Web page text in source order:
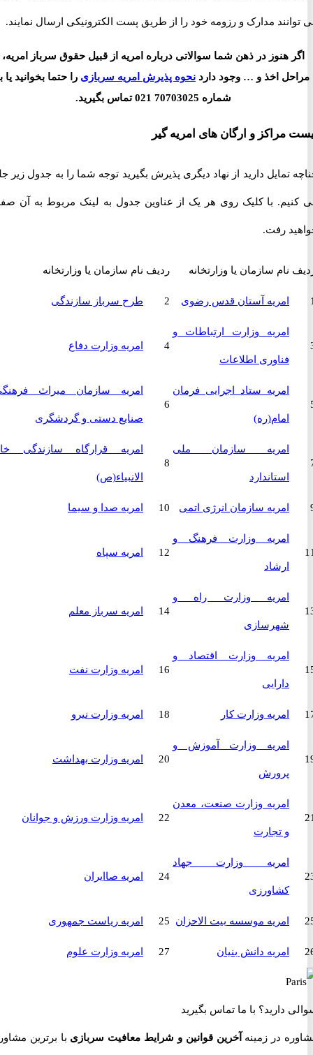
مدارک و رزومه خود را از طریق پست الکترونیکی ارسال نمایند.
هنوز در ذهن شما سوالاتی درباره امریه از قبیل حقوق سرباز امریه،
اخذ و … وجود داردنحوه پذیرش امریه سربازیرا حتما بخوانید یا با
شماره 70703025 021 تماس بگیرید.
و ارگان های امریه گیر
تمایل دارید از نهاد دیگری پذیرش بگیرید توجه شما را به جدول زیر جلب
با کلیک روی هر یک از عناوین جدول به لینک مربوط به آن صفحه
رفت.
نام سازمان یا وزارتخانه ردیف نام سازمان یا وزارتخانه
امریه آستان قدس رضوی 2 طرح سرباز سازندگی
امریه وزارت ارتباطات و
فناوری اطلاعات
امریه وزارت دفاع
امریه ستاد اجرایی فرمان
امام(ره)
امریه سازمان میراث فرهنگی،
صنایع دستی و گردشگری
امریه سازمان ملی
استاندارد
امریه قرارگاه سازندگی خاتم
الانبیاء(ص)
امریه سازمان انرژی اتمی 10 امریه صدا و سیما
امریه وزارت فرهنگ و
ارشاد
امریه سپاه
امریه وزارت راه و
شهرسازی
امریه سرباز معلم
امریه وزارت اقتصاد و
دارایی
امریه وزارت نفت
امریه وزارت کار امریه وزارت نیرو
امریه وزارت آموزش و
پرورش
امریه وزارت بهداشت
امریه وزارت صنعت، معدن
و تجارت
امریه وزارت ورزش و جوانان
امریه وزارت جهاد
کشاورزی
امریه صاایران
امریه موسسه بیت الاحزان 25 امریه ریاست جمهوری
امریه دانش بنیان امریه وزارت علوم
دارید؟ با ما تماس بگیرید
در زمینهآخرین قوانین و شرایط معافیت سربازیبا برترین مشاوران